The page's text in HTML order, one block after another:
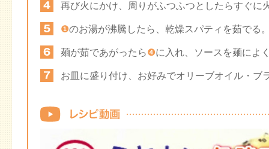
再び火にかけ、周りがふつふつとしたらすぐに
❶のお湯が沸騰したら、乾燥スパティを茹でる
麺が茹であがったら❹に入れ、ソースを麺によ
お皿に盛り付け、お好みでオリーブオイル・ブ